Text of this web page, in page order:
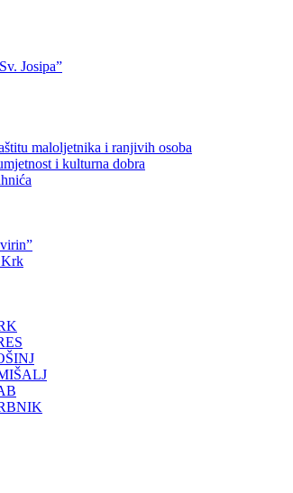
Josipa”
maloljetnika i ranjivih osoba
i kulturna dobra
Krk